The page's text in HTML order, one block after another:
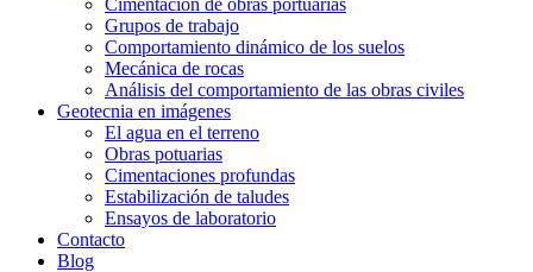
Cimentación de obras portuarias
Grupos de trabajo
Comportamiento dinámico de los suelos
Mecánica de rocas
Análisis del comportamiento de las obras civiles
Geotecnia en imágenes
El agua en el terreno
Obras potuarias
Cimentaciones profundas
Estabilización de taludes
Ensayos de laboratorio
Contacto
Blog